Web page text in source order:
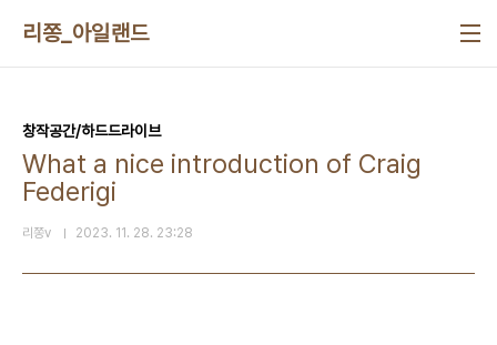
리쫑_아일랜드
창작공간/하드드라이브
What a nice introduction of Craig
Federigi
리쫑v 2023. 11. 28. 23:28